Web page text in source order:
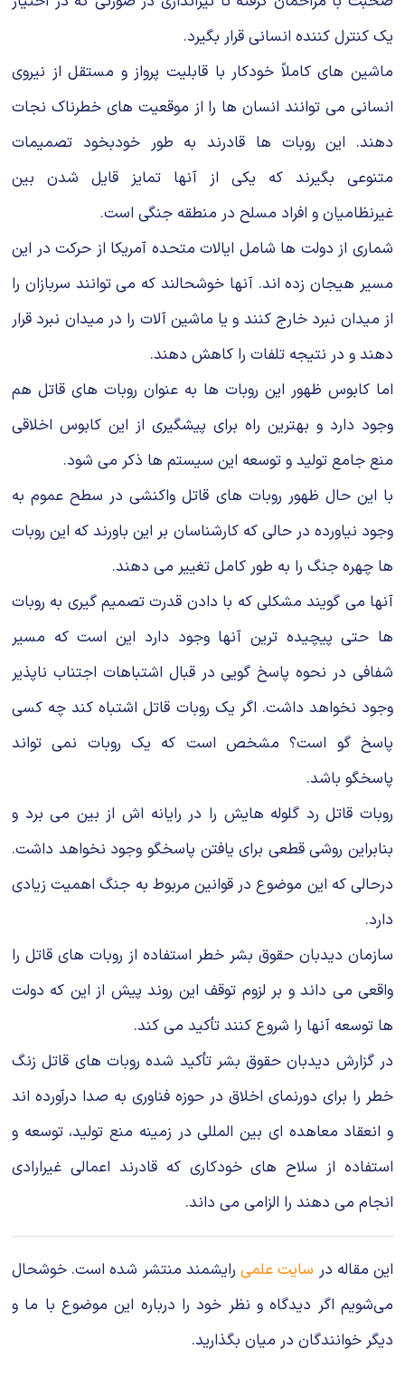
یك كنترل كننده انسانی قرار بگیرد.
ماشین های كاملاً خودكار با قابلیت پرواز و مستقل از نیروی
انسانی می توانند انسان ها را از موقعیت های خطرناك نجات
دهند. این روبات ها قادرند به طور خودبخود تصمیمات
متنوعی بگیرند كه یكی از آنها تمایز قایل شدن بین
غیرنظامیان و افراد مسلح در منطقه جنگی است.
شماری از دولت ها شامل ایالات متحده آمریكا از حركت در این
مسیر هیجان زده اند. آنها خوشحالند كه می توانند سربازان را
از میدان نبرد خارج كنند و یا ماشین آلات را در میدان نبرد قرار
دهند و در نتیجه تلفات را كاهش دهند.
اما كابوس ظهور این روبات ها به عنوان روبات های قاتل هم
وجود دارد و بهترین راه برای پیشگیری از این كابوس اخلاقی
منع جامع تولید و توسعه این سیستم ها ذكر می شود.
با این حال ظهور روبات های قاتل واكنشی در سطح عموم به
وجود نیاورده در حالی كه كارشناسان بر این باورند كه این روبات
ها چهره جنگ را به طور كامل تغییر می دهند.
آنها می گویند مشكلی كه با دادن قدرت تصمیم گیری به روبات
ها حتی پیچیده ترین آنها وجود دارد این است كه مسیر
شفافی در نحوه پاسخ گویی در قبال اشتباهات اجتناب ناپذیر
وجود نخواهد داشت. اگر یك روبات قاتل اشتباه كند چه كسی
پاسخ گو است؟ مشخص است كه یك روبات نمی تواند
پاسخگو باشد.
روبات قاتل رد گلوله هایش را در رایانه اش از بین می برد و
بنابراین روشی قطعی برای یافتن پاسخگو وجود نخواهد داشت.
درحالی كه این موضوع در قوانین مربوط به جنگ اهمیت زیادی
دارد.
سازمان دیدبان حقوق بشر خطر استفاده از روبات های قاتل را
واقعی می داند و بر لزوم توقف این روند پیش از این كه دولت
ها توسعه آنها را شروع كنند تأكید می كند.
در گزارش دیدبان حقوق بشر تأكید شده روبات های قاتل زنگ
خطر را برای دورنمای اخلاق در حوزه فناوری به صدا درآورده اند
و انعقاد معاهده ای بین المللی در زمینه منع تولید، توسعه و
استفاده از سلاح های خودكاری كه قادرند اعمالی غیرارادی
انجام می دهند را الزامی می داند.
این مقاله در سایت علمیرایشمند منتشر شده است. خوشحال
می‌شویم اگر دیدگاه و نظر خود را درباره این موضوع با ما و
دیگر خوانندگان در میان بگذارید.